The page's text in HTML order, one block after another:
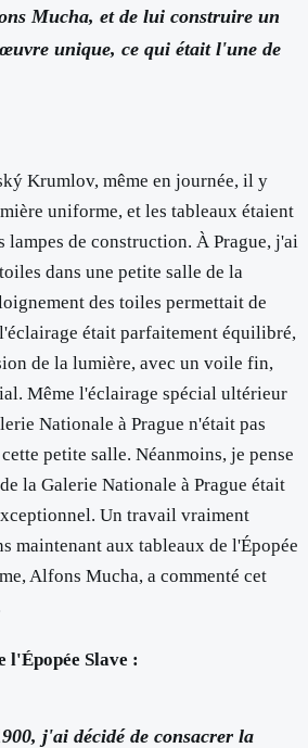
Mucha, et de lui construire un
unique, ce qui était l'une de
Krumlov, même en journée, il y
uniforme, et les tableaux étaient
lampes de construction. À Prague, j'ai
dans une petite salle de la
des toiles permettait de
était parfaitement équilibré,
de la lumière, avec un voile fin,
Même l'éclairage spécial ultérieur
Nationale à Prague n'était pas
petite salle. Néanmoins, je pense
la Galerie Nationale à Prague était
Un travail vraiment
maintenant aux tableaux de l'Épopée
Alfons Mucha, a commenté cet
l'Épopée Slave :
j'ai décidé de consacrer la